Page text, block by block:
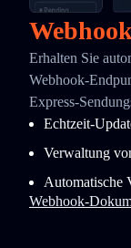
Erhalten Sie
Webhook-
Express-
Echtzeit-
Verwaltung
Automatische
Webhook-